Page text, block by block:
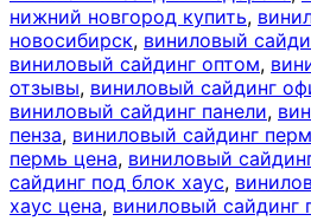
нижний новгород купить,
новосибирск, виниловый
виниловый сайдинг оптом,
отзывы, виниловый сайдинг
виниловый сайдинг панели,
пенза, виниловый сайдинг
пермь цена, виниловый
сайдинг под блок хаус,
хаус цена, виниловый сайдинг